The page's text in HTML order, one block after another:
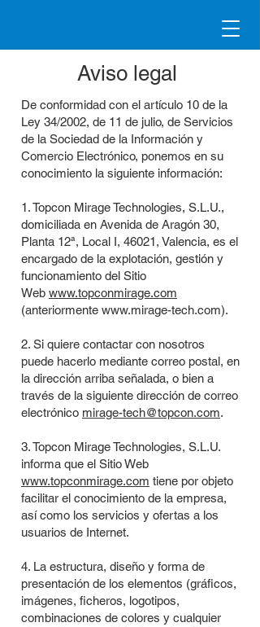
Aviso legal
De conformidad con el artículo 10 de la
Ley 34/2002, de 11 de julio, de Servicios
de la Sociedad de la Información y
Comercio Electrónico, ponemos en su
conocimiento la siguiente información:
1. Topcon Mirage Technologies, S.L.U.,
domiciliada en Avenida de Aragón 30,
Planta 12ª, Local I, 46021, Valencia, es el
encargado de la explotación, gestión y
funcionamiento del Sitio
Web www.topconmirage.com
(anteriormente www.mirage-tech.com).
2. Si quiere contactar con nosotros
puede hacerlo mediante correo postal, en
la dirección arriba señalada, o bien a
través de la siguiente dirección de correo
electrónico mirage-tech@topcon.com.
3. Topcon Mirage Technologies, S.L.U.
informa que el Sitio Web
www.topconmirage.com tiene por objeto
facilitar el conocimiento de la empresa,
así como los servicios y ofertas a los
usuarios de Internet.
4. La estructura, diseño y forma de
presentación de los elementos (gráficos,
imágenes, ficheros, logotipos,
combinaciones de colores y cualquier